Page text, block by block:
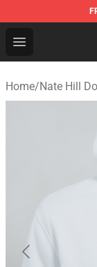
Open menu
Nate Hill
Home/Nate Hill